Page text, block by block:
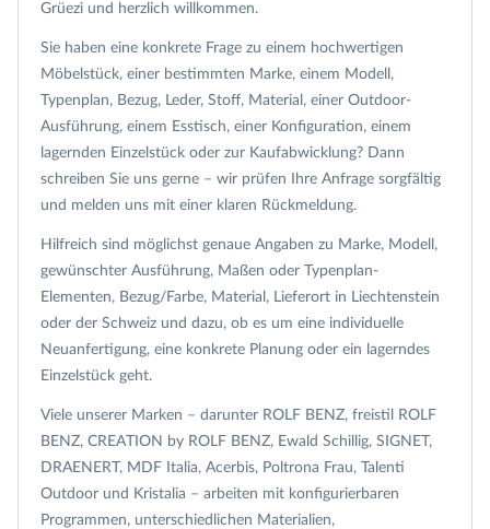
Grüezi und herzlich willkommen.
Sie haben eine konkrete Frage zu einem hochwertigen
Möbelstück, einer bestimmten Marke, einem Modell,
Typenplan, Bezug, Leder, Stoff, Material, einer Outdoor-
Ausführung, einem Esstisch, einer Konfiguration, einem
lagernden Einzelstück oder zur Kaufabwicklung? Dann
schreiben Sie uns gerne – wir prüfen Ihre Anfrage sorgfältig
und melden uns mit einer klaren Rückmeldung.
Hilfreich sind möglichst genaue Angaben zu Marke, Modell,
gewünschter Ausführung, Maßen oder Typenplan-
Elementen, Bezug/Farbe, Material, Lieferort in Liechtenstein
oder der Schweiz und dazu, ob es um eine individuelle
Neuanfertigung, eine konkrete Planung oder ein lagerndes
Einzelstück geht.
Viele unserer Marken – darunter ROLF BENZ, freistil ROLF
BENZ, CREATION by ROLF BENZ, Ewald Schillig, SIGNET,
DRAENERT, MDF Italia, Acerbis, Poltrona Frau, Talenti
Outdoor und Kristalia – arbeiten mit konfigurierbaren
Programmen, unterschiedlichen Materialien,